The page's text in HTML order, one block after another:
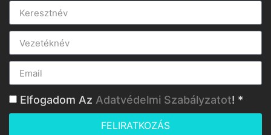
Elfogadom Az Adatvédelmi Szabályzatot! *
FELIRATKOZÁS